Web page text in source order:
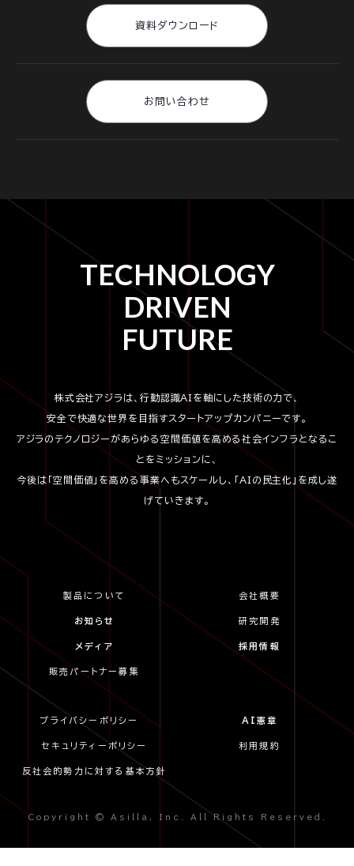
資料ダウンロード
お問い合わせ
TECHNOLOGY
DRIVEN
FUTURE
株式会社アジラは、行動認識AIを軸にした技術の力で、
安全で快適な世界を目指すスタートアップカンパニーです。
アジラのテクノロジーがあらゆる空間価値を高める社会インフラとなるこ
とをミッションに、
今後は「空間価値」を高める事業へもスケールし、「AIの民主化」を成し遂
げていきます。
製品について 会社概要
お知らせ 研究開発
メディア 採用情報
販売パートナー募集
プライバシーポリシー AI憲章
セキュリティーポリシー 利用規約
反社会的勢力に対する基本方針
Copyright © Asilla, Inc. All Rights Reserved.